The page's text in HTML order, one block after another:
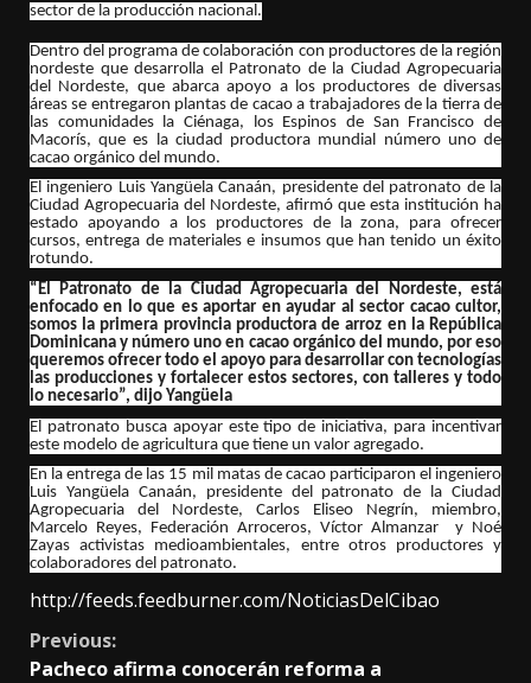
sector de la producción nacional.
Dentro del programa de colaboración con productores de la región
nordeste que desarrolla el Patronato de la Ciudad Agropecuaria
del Nordeste, que abarca apoyo a los productores de diversas
áreas se entregaron plantas de cacao a trabajadores de la tierra de
las comunidades la Ciénaga, los Espinos de San Francisco de
Macorís, que es la ciudad productora mundial número uno de
cacao orgánico del mundo.
El ingeniero Luis Yangüela Canaán, presidente del patronato de la
Ciudad Agropecuaria del Nordeste, afirmó que esta institución ha
estado apoyando a los productores de la zona, para ofrecer
cursos, entrega de materiales e insumos que han tenido un éxito
rotundo.
“El Patronato de la Ciudad Agropecuaria del Nordeste, está
enfocado en lo que es aportar en ayudar al sector cacao cultor,
somos la primera provincia productora de arroz en la República
Dominicana y número uno en cacao orgánico del mundo, por eso
queremos ofrecer todo el apoyo para desarrollar con tecnologías
las producciones y fortalecer estos sectores, con talleres y todo
lo necesario”, dijo Yangüela
El patronato busca apoyar este tipo de iniciativa, para incentivar
este modelo de agricultura que tiene un valor agregado.
En la entrega de las 15 mil matas de cacao participaron el ingeniero
Luis Yangüela Canaán, presidente del patronato de la Ciudad
Agropecuaria del Nordeste, Carlos Eliseo Negrín, miembro,
Marcelo Reyes, Federación Arroceros, Víctor Almanzar y Noé
Zayas activistas medioambientales, entre otros productores y
colaboradores del patronato.
http://feeds.feedburner.com/NoticiasDelCibao
Continue
Previous:
Pacheco afirma conocerán reforma a